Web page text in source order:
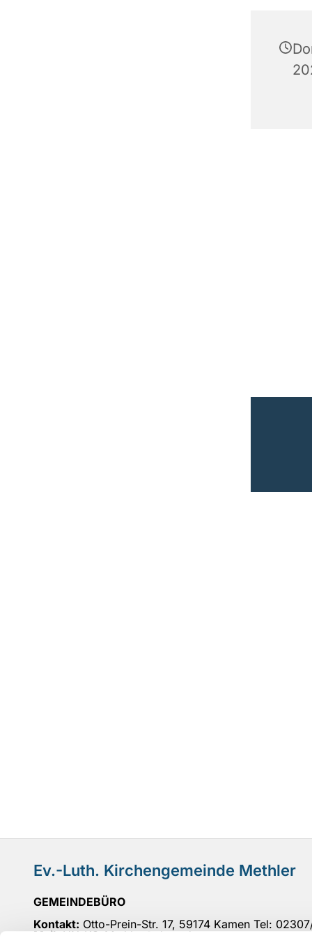
Ev.-Luth. Kirchengemeinde Methler
GEMEINDEBÜRO
Kontakt: Otto-Prein-Str. 17, 59174 Kamen Tel:
Mail: UN-KG-Methler@ekvw.de